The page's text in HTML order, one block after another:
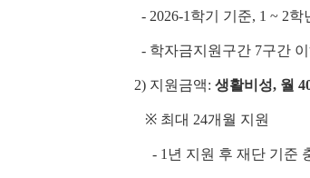
- 2026-1학기 기준, 1 ~ 2학
- 학자금지원구간 7구간 이
2) 지원금액: 생활비성, 월
※ 최대 24개월 지원
- 1년 지원 후 재단 기준 충